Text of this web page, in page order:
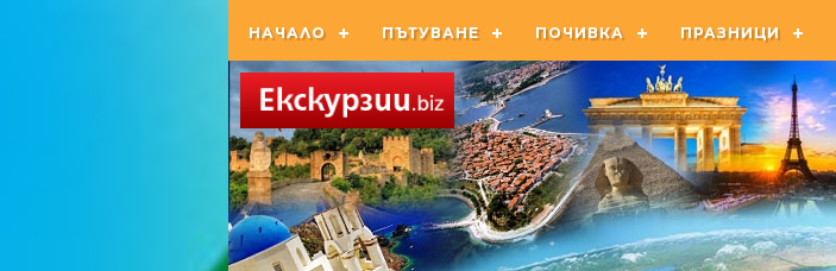
НАЧАЛО ПЪТУВАНЕ ПОЧИВКА ПРАЗНИЦИ